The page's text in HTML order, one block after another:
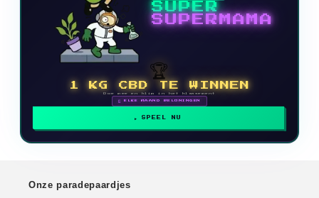
SUPER
SUPERMAMA
🏆
1 KG CBD TE WINNEN
Doe mee en klim in het klassement
🗓 ELKE MAAND BELONINGEN
SPEEL NU
Onze paradepaardjes